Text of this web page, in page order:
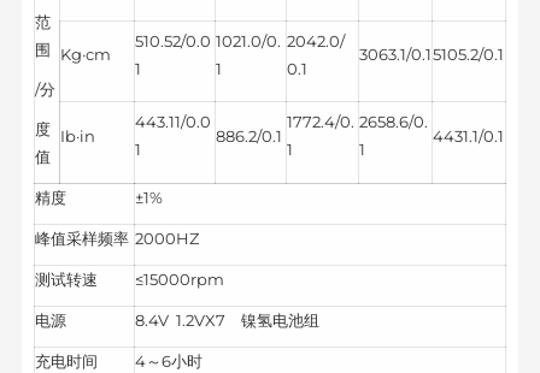
范
围
/分
度
值
Kg·cm
510.52/0.0
1
1021.0/0.
1
2042.0/
0.1
3063.1/0.15105.2/0.1
Ib·in
443.11/0.0
1
886.2/0.1
1772.4/0.
1
2658.6/0.
1
4431.1/0.1
精度 ±1%
峰值采样频率 2000HZ
测试转速 ≤15000rpm
电源 8.4V 1.2VX7 镍氢电池组
充电时间 4～6小时